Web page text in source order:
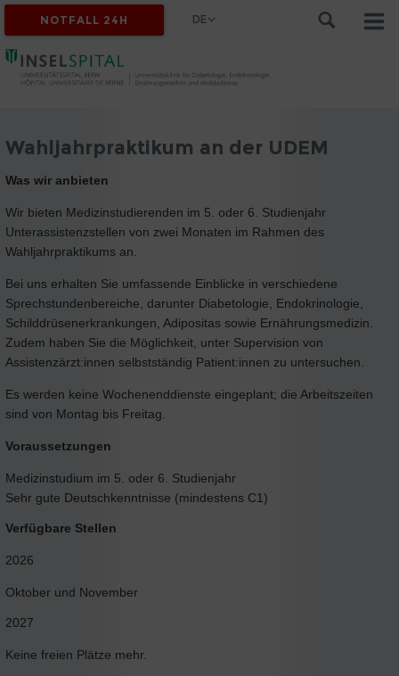
NOTFALL 24H DE
Wahljahrpraktikum an der UDEM
Was wir anbieten
Wir bieten Medizinstudierenden im 5. oder 6. Studienjahr
Unterassistenzstellen von zwei Monaten im Rahmen des
Wahljahrpraktikums an.
Bei uns erhalten Sie umfassende Einblicke in verschiedene
Sprechstundenbereiche, darunter Diabetologie, Endokrinologie,
Schilddrüsenerkrankungen, Adipositas sowie Ernährungsmedizin.
Zudem haben Sie die Möglichkeit, unter Supervision von
Assistenzärzt:innen selbstständig Patient:innen zu untersuchen.
Es werden keine Wochenenddienste eingeplant; die Arbeitszeiten
sind von Montag bis Freitag.
Voraussetzungen
Medizinstudium im 5. oder 6. Studienjahr
Sehr gute Deutschkenntnisse (mindestens C1)
Verfügbare Stellen
2026
Oktober und November
2027
Keine freien Plätze mehr.